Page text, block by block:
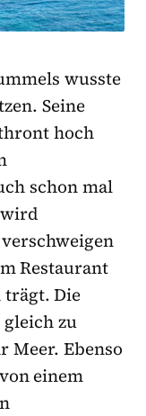
wusste
Seine
hoch
schon mal
wird
Restaurant
trägt. Die
zu
Meer. Ebenso
einem